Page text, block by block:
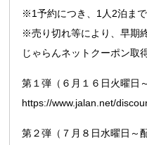
※1予約につき、1人2泊まで
※売り切れ等により、早期
じゃらんネットクーポン取
第１弾（６月１６日火曜日
https://www.jalan.net/
第２弾（７月８日水曜日～